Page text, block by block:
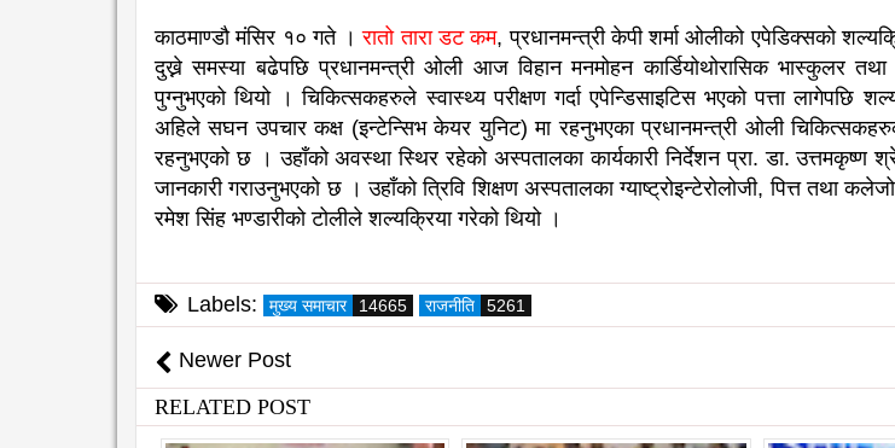
काठमाण्डौ मंसिर १० गते ।रातो तारा डट कम, प्रधानमन्त्री केपी शर्मा ओलीको एपेडिक्सको
दुख्ने समस्या बढेपछि प्रधानमन्त्री ओली आज विहान मनमोहन कार्डियोथोरासिक भास्कुलर तथा
पुग्नुभएको थियो । चिकित्सकहरुले स्वास्थ्य परीक्षण गर्दा एपेन्डिसाइटिस भएको पत्ता लागेपछि
अहिले सघन उपचार कक्ष (इन्टेन्सिभ केयर युनिट) मा रहनुभएका प्रधानमन्त्री ओली
रहनुभएको छ । उहाँको अवस्था स्थिर रहेको अस्पतालका कार्यकारी निर्देशन प्रा. डा. उत्तमकृष्ण
जानकारी गराउनुभएको छ । उहाँको त्रिवि शिक्षण अस्पतालका ग्याष्ट्रोइन्टेरोलोजी, पित्त तथा
रमेश सिंह भण्डारीको टोलीले शल्यक्रिया गरेको थियो ।
Labels: मुख्य समाचार 14665 राजनीति 5261
Newer Post
RELATED POST